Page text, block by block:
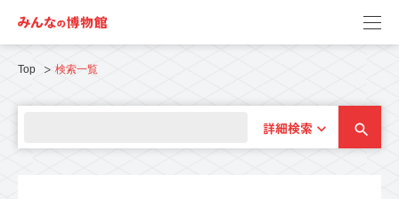
Top 検索一覧
詳細検索